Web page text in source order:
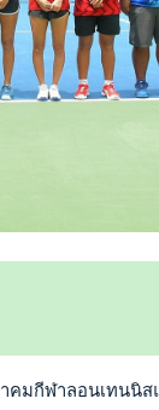
กีฬาลอนเทนนิ